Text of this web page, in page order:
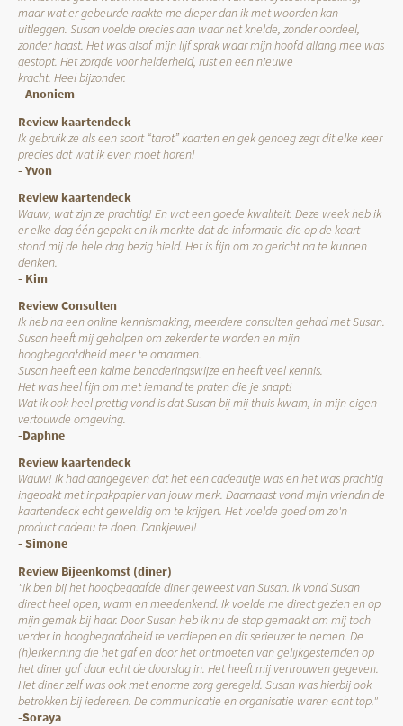
maar wat er gebeurde raakte me dieper dan ik met woorden kan
uitleggen. Susan voelde precies aan waar het knelde, zonder oordeel,
zonder haast. Het was alsof mijn lijf sprak waar mijn hoofd allang mee was
gestopt. Het zorgde voor helderheid, rust en een nieuwe
kracht. Heel bijzonder.
- Anoniem
Review kaartendeck
Ik gebruik ze als een soort “tarot” kaarten en gek genoeg zegt dit elke keer
precies dat wat ik even moet horen!
- Yvon
Review kaartendeck
Wauw, wat zijn ze prachtig! En wat een goede kwaliteit. Deze week heb ik
er elke dag één gepakt en ik merkte dat de informatie die op de kaart
stond mij de hele dag bezig hield. Het is fijn om zo gericht na te kunnen
denken.
- Kim
Review Consulten
Ik heb na een online kennismaking, meerdere consulten gehad met Susan.
Susan heeft mij geholpen om zekerder te worden en mijn
hoogbegaafdheid meer te omarmen.
Susan heeft een kalme benaderingswijze en heeft veel kennis.
Het was heel fijn om met iemand te praten die je snapt!
Wat ik ook heel prettig vond is dat Susan bij mij thuis kwam, in mijn eigen
vertouwde omgeving.
-Daphne
Review kaartendeck
Wauw! Ik had aangegeven dat het een cadeautje was en het was prachtig
ingepakt met inpakpapier van jouw merk. Daarnaast vond mijn vriendin de
kaartendeck echt geweldig om te krijgen. Het voelde goed om zo'n
product cadeau te doen. Dankjewel!
- Simone
Review Bijeenkomst (diner)
"Ik ben bij het hoogbegaafde diner geweest van Susan. Ik vond Susan
direct heel open, warm en meedenkend. Ik voelde me direct gezien en op
mijn gemak bij haar. Door Susan heb ik nu de stap gemaakt om mij toch
verder in hoogbegaafdheid te verdiepen en dit serieuzer te nemen. De
(h)erkenning die het gaf en door het ontmoeten van gelijkgestemden op
het diner gaf daar echt de doorslag in. Het heeft mij vertrouwen gegeven.
Het diner zelf was ook met enorme zorg geregeld. Susan was hierbij ook
betrokken bij iedereen. De communicatie en organisatie waren echt top."
-Soraya